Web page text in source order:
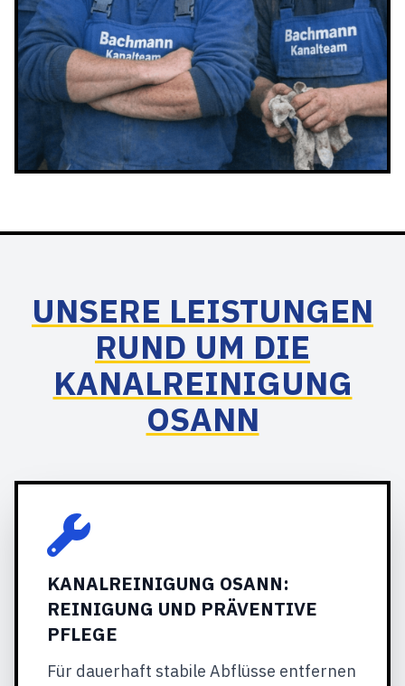
UNSERE LEISTUNGEN
RUND UM DIE
KANALREINIGUNG
OSANN
KANALREINIGUNG OSANN:
REINIGUNG UND PRÄVENTIVE
PFLEGE
Für dauerhaft stabile Abflüsse entfernen